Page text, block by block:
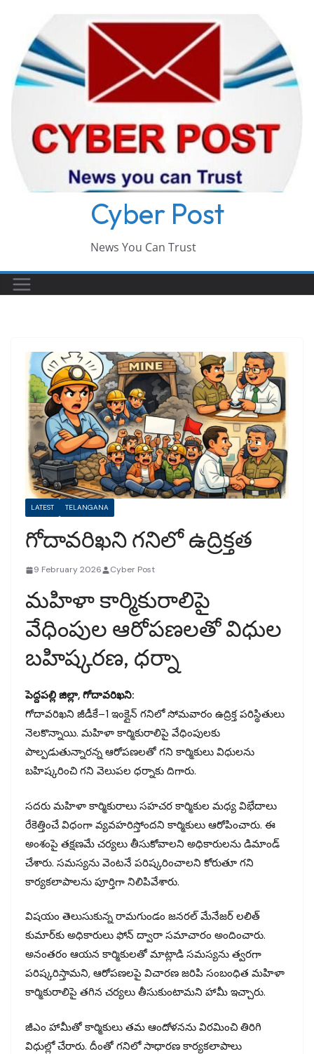
content
Cyber Post
News You Can Trust
LATEST TELANGANA
గోదావరిఖని గనిలో ఉద్రిక్తత
9 February 2026 Cyber Post
మహిళా కార్మికురాలిపై
వేధింపుల ఆరోపణలతో విధుల
బహిష్కరణ, ధర్నా
పెద్దపల్లి జిల్లా, గోదావరిఖని:
గోదావరిఖని జీడీకే–1 ఇంక్లైన్ గనిలో సోమవారం ఉద్రిక్త పరిస్థితులు
నెలకొన్నాయి. మహిళా కార్మికురాలిపై వేధింపులకు
పాల్పడుతున్నారన్న ఆరోపణలతో గని కార్మికులు విధులను
బహిష్కరించి గని వెలుపల ధర్నాకు దిగారు.
సదరు మహిళా కార్మికురాలు సహచర కార్మికుల మధ్య విభేదాలు
రేకెత్తించే విధంగా వ్యవహరిస్తోందని కార్మికులు ఆరోపించారు. ఈ
అంశంపై తక్షణమే చర్యలు తీసుకోవాలని అధికారులను డిమాండ్
చేశారు. సమస్యను వెంటనే పరిష్కరించాలని కోరుతూ గని
కార్యకలాపాలను పూర్తిగా నిలిపివేశారు.
విషయం తెలుసుకున్న రామగుండం జనరల్ మేనేజర్ లలిత్
కుమార్‌కు అధికారులు ఫోన్ ద్వారా సమాచారం అందించారు.
అనంతరం ఆయన కార్మికులతో మాట్లాడి సమస్యను త్వరగా
పరిష్కరిస్తామని, ఆరోపణలపై విచారణ జరిపి సంబంధిత మహిళా
కార్మికురాలిపై తగిన చర్యలు తీసుకుంటామని హామీ ఇచ్చారు.
జీఎం హామీతో కార్మికులు తమ ఆందోళనను విరమించి తిరిగి
విధుల్లో చేరారు. దీంతో గనిలో సాధారణ కార్యకలాపాలు